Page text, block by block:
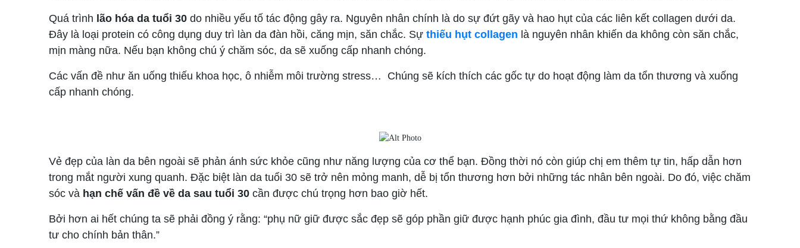
Quá trình lão hóa da tuổi 30 do nhiều yếu tố tác động gây ra. Nguyên nhân chính là do sự đứt gãy và hao hụt của các liên kết collagen dưới da.
Đây là loại protein có công dụng duy trì làn da đàn hồi, căng mịn, săn chắc. Sự thiếu hụt collagen là nguyên nhân khiến da không còn săn chắc,
mịn màng nữa. Nếu bạn không chú ý chăm sóc, da sẽ xuống cấp nhanh chóng.
Các vấn đề như ăn uống thiếu khoa học, ô nhiễm môi trường stress… Chúng sẽ kích thích các gốc tự do hoạt động làm da tổn thương và xuống
cấp nhanh chóng.
Vẻ đẹp của làn da bên ngoài sẽ phản ánh sức khỏe cũng như năng lượng của cơ thể bạn. Đồng thời nó còn giúp chị em thêm tự tin, hấp dẫn hơn
trong mắt người xung quanh. Đặc biệt làn da tuổi 30 sẽ trở nên mỏng manh, dễ bị tổn thương hơn bởi những tác nhân bên ngoài. Do đó, việc chăm
sóc và hạn chế vấn đề về da sau tuổi 30 cần được chú trọng hơn bao giờ hết.
Bởi hơn ai hết chúng ta sẽ phải đồng ý rằng: “phụ nữ giữ được sắc đẹp sẽ góp phần giữ được hạnh phúc gia đình, đầu tư mọi thứ không bằng đầu
tư cho chính bản thân.”